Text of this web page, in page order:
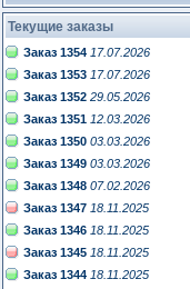
Текущие заказы
Заказ 1354 17.07.2026
Заказ 1353 17.07.2026
Заказ 1352 29.05.2026
Заказ 1351 12.03.2026
Заказ 1350 03.03.2026
Заказ 1349 03.03.2026
Заказ 1348 07.02.2026
Заказ 1347 18.11.2025
Заказ 1346 18.11.2025
Заказ 1345 18.11.2025
Заказ 1344 18.11.2025